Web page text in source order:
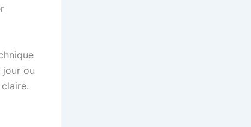
jour ou